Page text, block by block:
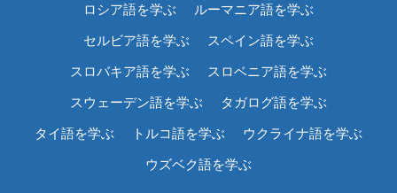
ロシア語を学ぶ ルーマニア語を学ぶ
セルビア語を学ぶ スペイン語を学ぶ
スロバキア語を学ぶ スロベニア語を学ぶ
スウェーデン語を学ぶ タガログ語を学ぶ
タイ語を学ぶ トルコ語を学ぶ ウクライナ語を学ぶ
ウズベク語を学ぶ